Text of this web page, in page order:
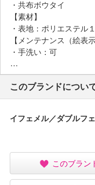
・共布ボウタイ
【素材】
・表地：ポリエステル
【メンテナンス（絵表
・手洗い：可
・漂白処理：塩素系・
・タンブル乾燥：不可
・自然乾燥：日陰の吊り
・アイロン仕上げ：可
・ウエットクリーニン
【原産国（地）】
このブランドについ
イフェメル／ダブルフ
このブラン